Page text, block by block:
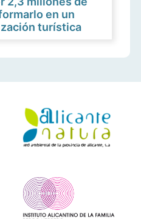
en un
turística